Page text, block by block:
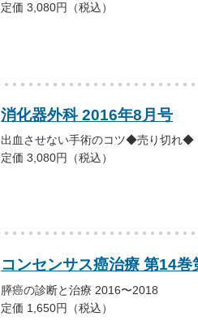
定価 3,080円（税込）
消化器外科 2016年8月号
出血させない手術のコツ◆売り切れ◆
定価 3,080円（税込）
コンセンサス癌治療 第14巻
膵癌の診断と治療 2016〜2018
定価 1,650円（税込）